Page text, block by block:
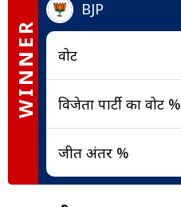
WINNER
BJP
वोट
विजेता पार्टी का वोट %
जीत अंतर %